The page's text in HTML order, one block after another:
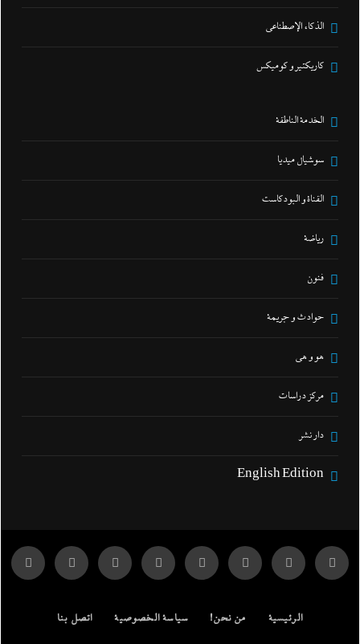
الذكاء الإصطناعي
كاريكتير و كوميكس
الخدمة الناطقة
سوشيال ميديا
القناة و البودكاست
رياضة
فنون
حوادث و جريمة
هو و هي
مركز دراسات
دار نشر
English Edition
الرئيسية من نحن! سياسة الخصوصية اتصل بنا